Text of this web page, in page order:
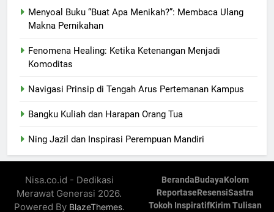
Menyoal Buku “Buat Apa Menikah?”: Membaca Ulang
Makna Pernikahan
Fenomena Healing: Ketika Ketenangan Menjadi
Komoditas
Navigasi Prinsip di Tengah Arus Pertemanan Kampus
Bangku Kuliah dan Harapan Orang Tua
Ning Jazil dan Inspirasi Perempuan Mandiri
Nisa.co.id - Dedikasi
Merawat Generasi 2026.
Powered By BlazeThemes.
BerandaBudayaKolom
ReportaseResensiSastra
Tokoh InspiratifKirim Tulisan